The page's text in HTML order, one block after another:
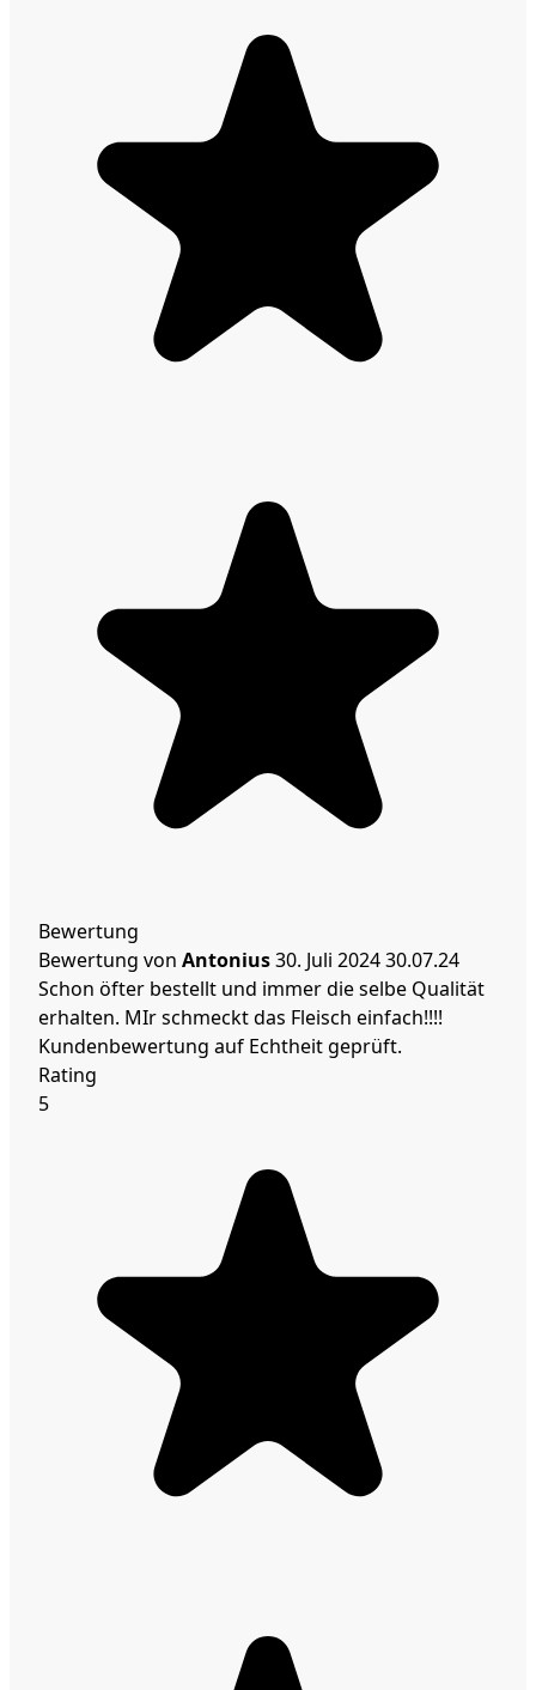
Bewertung
Bewertung von Antonius30. Juli 202430.07.24
Schon öfter bestellt und immer die selbe Qualität
erhalten. MIr schmeckt das Fleisch einfach!!!!
Kundenbewertung auf Echtheit geprüft.
Rating
5